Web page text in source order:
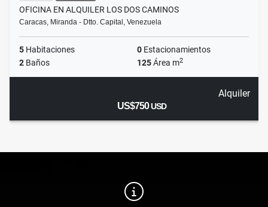
OFICINA EN ALQUILER LOS DOS CAMINOS
Caracas, Miranda - Dtto. Capital, Venezuela
5 Habitaciones 0 Estacionamientos
2 Baños 125Área m2
Alquiler
US$750USD